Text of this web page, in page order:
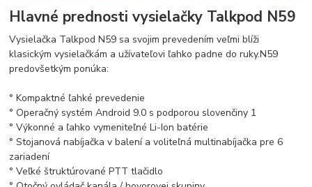
Hlavné prednosti vysielačky Talkpod N59
Vysielačka Talkpod N59 sa svojim prevedením veľmi blíži
klasickým vysielačkám a užívateľovi ľahko padne do ruky.N59
predovšetkým ponúka:
° Kompaktné ľahké prevedenie
° Operačný systém Android 9.0 s podporou slovenčiny 1
° Výkonné a ľahko vymeniteľné Li-Ion batérie
° Stojanová nabíjačka v balení a voliteľná multinabíjačka pre 6
zariadení
° Veľké štruktúrované PTT tlačidlo